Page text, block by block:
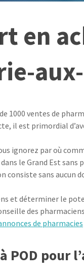
en
1000 ventes de
il est primordial
ignorez par où
le Grand Est
consiste sans aucun
et déterminer le
des
de pharmacies
POD pour